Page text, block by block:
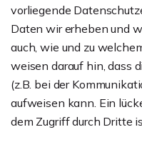
vorliegende
Daten wir erheben und
auch, wie und zu
weisen darauf hin, dass
(z.B. bei der
aufweisen kann. Ein
dem Zugriff durch Dritte